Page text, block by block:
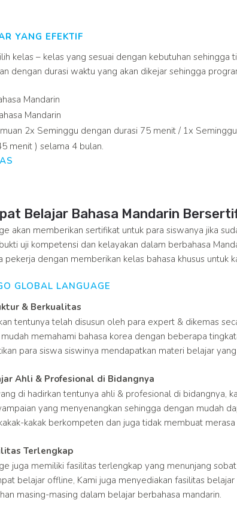
YANG EFEKTIF
kelas – kelas yang sesuai dengan kebutuhan sehingga
dengan durasi waktu yang akan dikejar sehingga
Mandarin
Mandarin
2x Seminggu dengan durasi 75 menit / 1x
menit ) selama 4 bulan.
Belajar Bahasa Mandarin
akan memberikan sertifikat untuk para siswanya jika
uji kompetensi dan kelayakan dalam berbahasa
pekerja dengan memberikan kelas bahasa khusus untuk
GLOBAL LANGUAGE
& Berkualitas
tentunya telah disusun oleh para expert & dikemas
memahami bahasa korea dengan beberapa
para siswa siswinya mendapatkan materi belajar
Ahli & Profesional di Bidangnya
di hadirkan tentunya ahli & profesional di bidangnya,
yang menyenangkan sehingga dengan mudah
kakak berkompeten dan juga tidak membuat
Terlengkap
juga memiliki fasilitas terlengkap yang menunjang
belajar offline, Kami juga menyediakan fasilitas
masing-masing dalam belajar berbahasa mandarin.